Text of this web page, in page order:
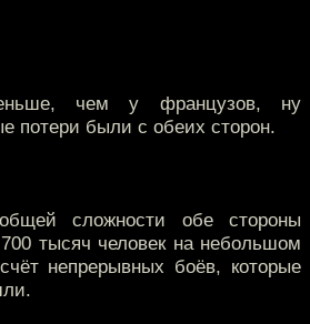
чем у французов, ну
потери были с обеих сторон.
сложности обе стороны
тысяч человек на небольшом
непрерывных боёв, которые